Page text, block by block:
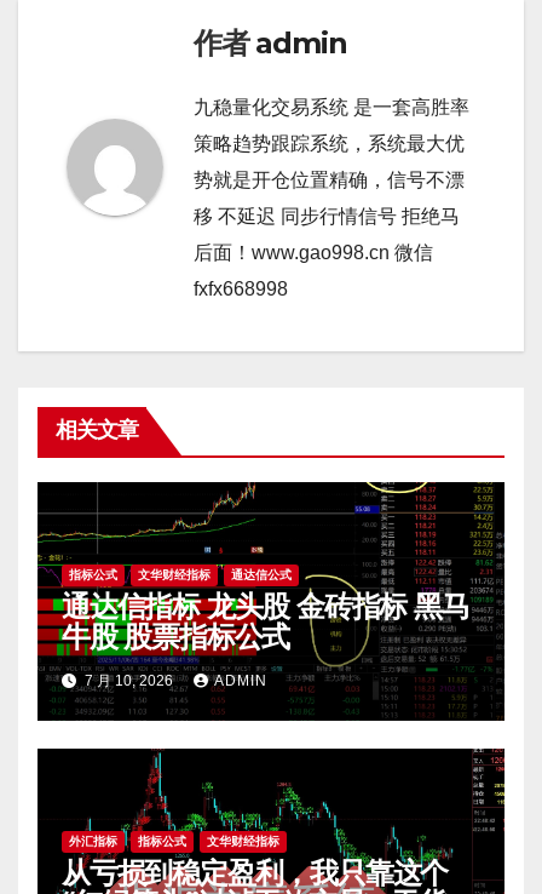
作者admin
九稳量化交易系统 是一套高胜率
策略趋势跟踪系统，系统最大优
势就是开仓位置精确，信号不漂
移 不延迟 同步行情信号 拒绝马
后面！www.gao998.cn 微信
fxfx668998
相关文章
指标公式 文华财经指标 通达信公式
通达信指标 龙头股 金砖指标 黑马
牛股 股票指标公式
7 月 10, 2026 ADMIN
外汇指标 指标公式 文华财经指标
从亏损到稳定盈利，我只靠这个